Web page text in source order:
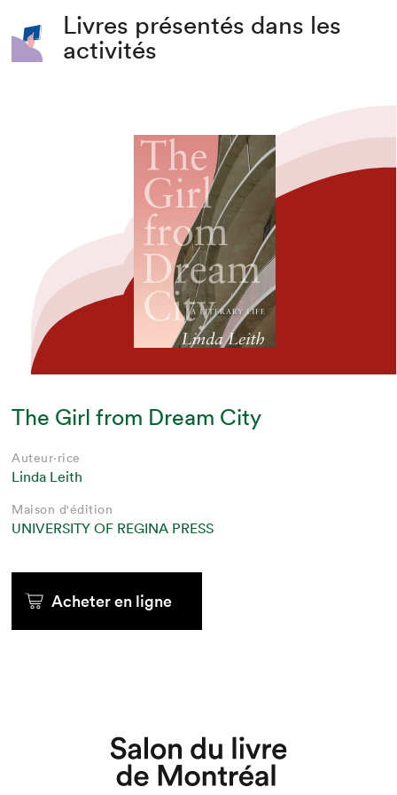
Livres présentés dans les
activités
The Girl from Dream City
Auteur·rice
Linda Leith
Maison d'édition
UNIVERSITY OF REGINA PRESS
Acheter en ligne